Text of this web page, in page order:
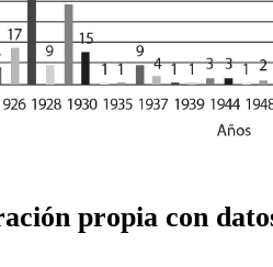
propia con